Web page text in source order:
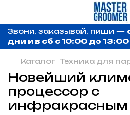
Звони, заказывай, пиши —
дни и в сб с 10:00 до
Каталог Техника для
Новейший
процессор с
инфракрасным